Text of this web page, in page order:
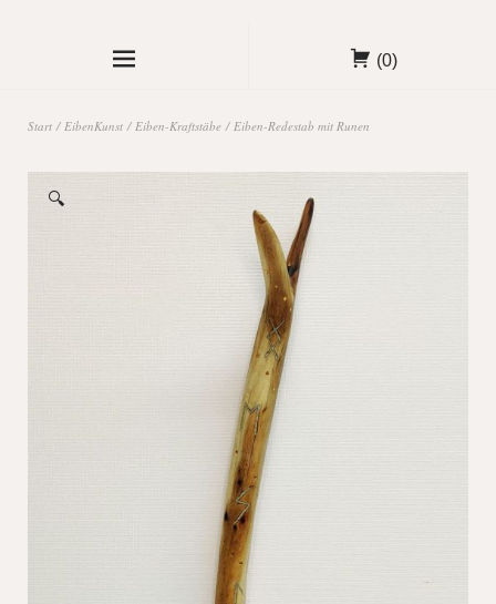
(0)
Start / EibenKunst / Eiben-Kraftstäbe / Eiben-Redestab mit Runen
🔍